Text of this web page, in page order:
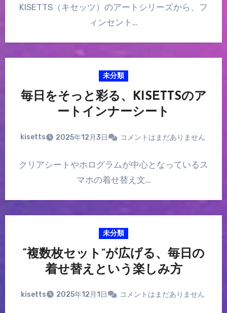
KISETTS（キセッツ）のアートシリーズから、フ
ィンセント…
未分類
毎日をそっと彩る、KISETTSのア
ートインナーシート
kisetts 2025年12月3日 コメントはまだありません
クリアシートやホログラムが中心となっているス
マホの着せ替え文…
未分類
“複数枚セット”が広げる、毎日の
着せ替えという楽しみ方
kisetts 2025年12月1日 コメントはまだありません